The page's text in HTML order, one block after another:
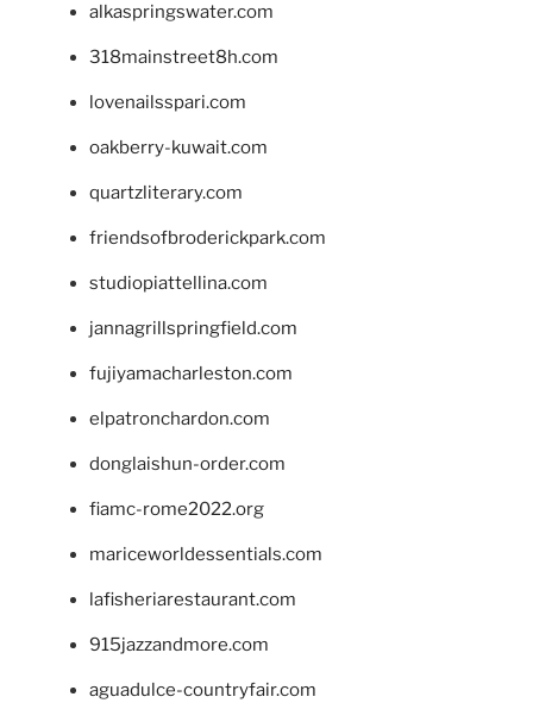
alkaspringswater.com
318mainstreet8h.com
lovenailsspari.com
oakberry-kuwait.com
quartzliterary.com
friendsofbroderickpark.com
studiopiattellina.com
jannagrillspringfield.com
fujiyamacharleston.com
elpatronchardon.com
donglaishun-order.com
fiamc-rome2022.org
mariceworldessentials.com
lafisheriarestaurant.com
915jazzandmore.com
aguadulce-countryfair.com